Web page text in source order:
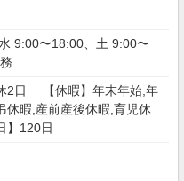
9:00〜18:00、土 9:00〜
2日 【休暇】年末年始,年
休暇,産前産後休暇,育児休
120日